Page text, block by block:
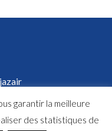
52 07 24
garantir la meilleure
des statistiques de